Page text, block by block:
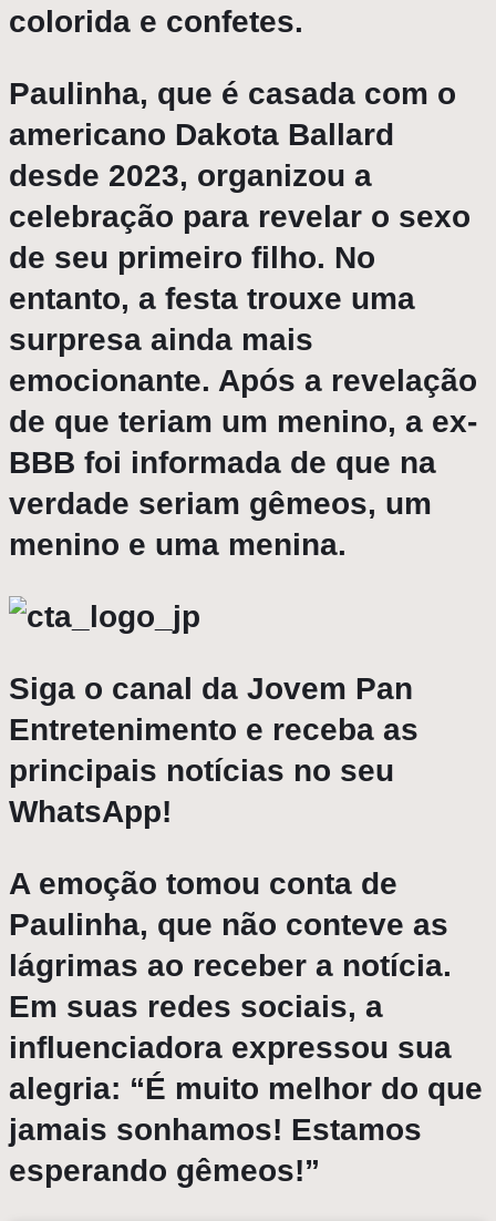
colorida e confetes.
Paulinha, que é casada com o
americano Dakota Ballard
desde 2023, organizou a
celebração para revelar o sexo
de seu primeiro filho. No
entanto, a festa trouxe uma
surpresa ainda mais
emocionante. Após a revelação
de que teriam um menino, a ex-
BBB foi informada de que na
verdade seriam gêmeos, um
menino e uma menina.
Siga o canal da Jovem Pan
Entretenimento e receba as
principais notícias no seu
WhatsApp!
A emoção tomou conta de
Paulinha, que não conteve as
lágrimas ao receber a notícia.
Em suas redes sociais, a
influenciadora expressou sua
alegria: “É muito melhor do que
jamais sonhamos! Estamos
esperando gêmeos!”